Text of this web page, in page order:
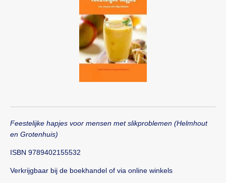
Feestelijke hapjes voor mensen met slikproblemen (Helmhout
en Grotenhuis)
ISBN 9789402155532
Verkrijgbaar bij de boekhandel of via online winkels